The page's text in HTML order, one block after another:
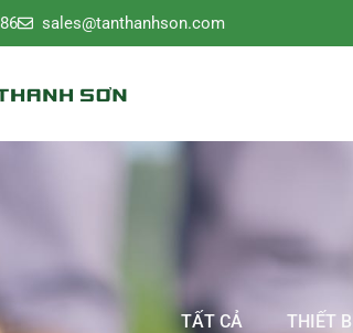
sales@tanthanhson.com
TẤT CẢ THIẾT